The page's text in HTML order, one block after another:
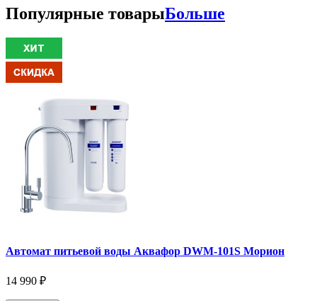
Популярные товарыБольше
Автомат питьевой воды Аквафор DWM-101S Морион
14 990 ₽